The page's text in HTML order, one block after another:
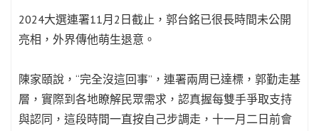
2024大選連署11月2日截止，郭台銘已很長時間未公開
亮相，外界傳他萌生退意。
陳家頤說，“完全沒這回事”，連署兩周已達標，郭勤走基
層，實際到各地瞭解民眾需求，認真握每雙手爭取支持
與認同，這段時間一直按自己步調走，十一月二日前會